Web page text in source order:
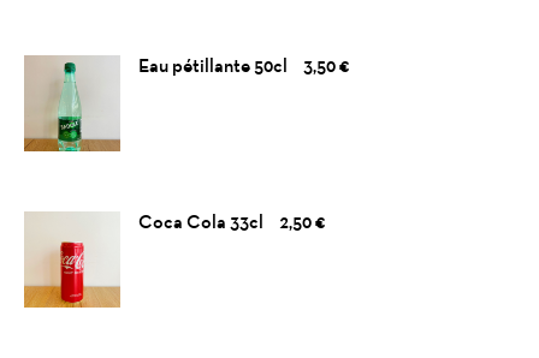
Eau pétillante 50cl 3,50 €
Coca Cola 33cl 2,50 €